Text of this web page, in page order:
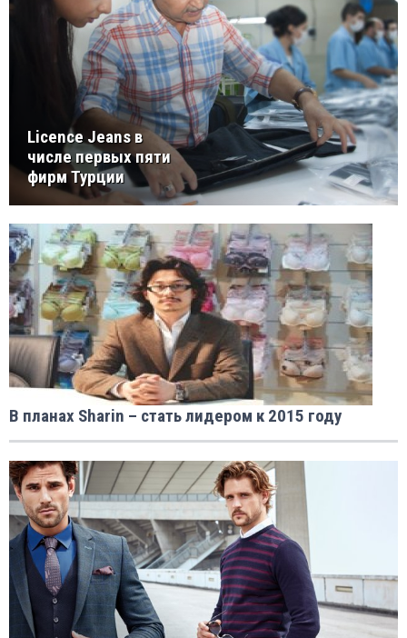
Licence Jeans в
числе первых пяти
фирм Турции
В планах Sharin – стать лидером к 2015 году